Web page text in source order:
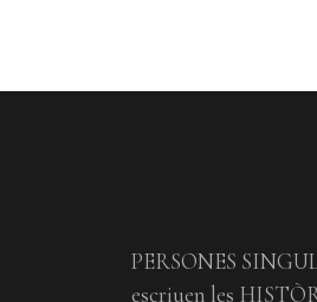
PERSONES
escriuen les